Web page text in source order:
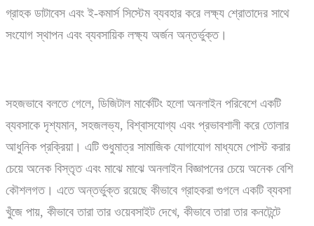
গ্রাহক ডাটাবেস এবং ই-কমার্স সিস্টেম ব্যবহার করে লক্ষ্য শ্রোতাদের সাথে
সংযোগ স্থাপন এবং ব্যবসায়িক লক্ষ্য অর্জন অন্তর্ভুক্ত।
সহজভাবে বলতে গেলে, ডিজিটাল মার্কেটিং হলো অনলাইন পরিবেশে একটি
ব্যবসাকে দৃশ্যমান, সহজলভ্য, বিশ্বাসযোগ্য এবং প্রভাবশালী করে তোলার
আধুনিক প্রক্রিয়া। এটি শুধুমাত্র সামাজিক যোগাযোগ মাধ্যমে পোস্ট করার
চেয়ে অনেক বিস্তৃত এবং মাঝে মাঝে অনলাইন বিজ্ঞাপনের চেয়ে অনেক বেশি
কৌশলগত। এতে অন্তর্ভুক্ত রয়েছে কীভাবে গ্রাহকরা গুগলে একটি ব্যবসা
খুঁজে পায়, কীভাবে তারা তার ওয়েবসাইট দেখে, কীভাবে তারা তার কনটেন্টে